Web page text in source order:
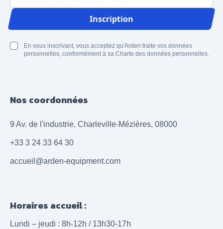
Adresse email
Inscription
En vous inscrivant, vous acceptez qu'Arden traite vos données
personnelles, conformément à sa Charte des données personnelles.
Nos coordonnées
9 Av. de l'industrie, Charleville-Mézières, 08000
+33 3 24 33 64 30
accueil@arden-equipment.com
Horaires accueil :
Lundi – jeudi : 8h-12h / 13h30-17h